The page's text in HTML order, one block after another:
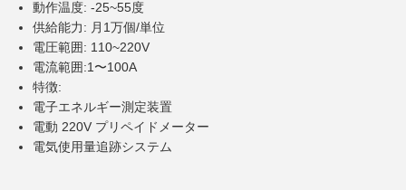
動作温度: -25~55度
供給能力: 月1万個/単位
電圧範囲: 110~220V
電流範囲:1〜100A
特徴:
電子エネルギー測定装置
電動 220V プリペイドメーター
電気使用量追跡システム